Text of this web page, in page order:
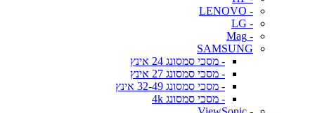
- LENOVO
- LG
- Mag
SAMSUNG
- מסכי סמסונג 24 אינץ
- מסכי סמסונג 27 אינץ
- מסכי סמסונג 32-49 אינץ
- מסכי סמסונג 4k